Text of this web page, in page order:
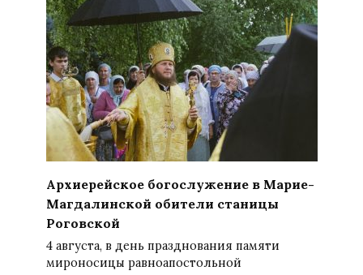
Архиерейское богослужение в Марие-
Магдалинской обители станицы
Роговской
4 августа, в день празднования памяти
мироносицы равноапостольной